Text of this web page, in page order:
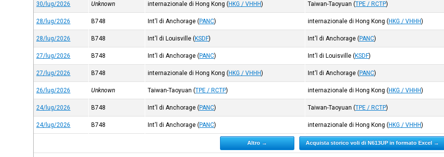
30/lug/2026 Unknown internazionale di Hong Kong (HKG / VHHH) Taiwan-Taoyuan (TPE / RCTP)
28/lug/2026 B748 Int'l di Anchorage (PANC) internazionale di Hong Kong (HKG / VHHH)
28/lug/2026 B748 Int'l di Louisville (KSDF) Int'l di Anchorage (PANC)
27/lug/2026 B748 Int'l di Anchorage (PANC) Int'l di Louisville (KSDF)
27/lug/2026 B748 internazionale di Hong Kong (HKG / VHHH) Int'l di Anchorage (PANC)
26/lug/2026 Unknown Taiwan-Taoyuan (TPE / RCTP) internazionale di Hong Kong (HKG / VHHH)
24/lug/2026 B748 Int'l di Anchorage (PANC) Taiwan-Taoyuan (TPE / RCTP)
24/lug/2026 B748 Int'l di Anchorage (PANC) internazionale di Hong Kong (HKG / VHHH)
Altro → Acquista storico voli di N613UP in formato Excel →